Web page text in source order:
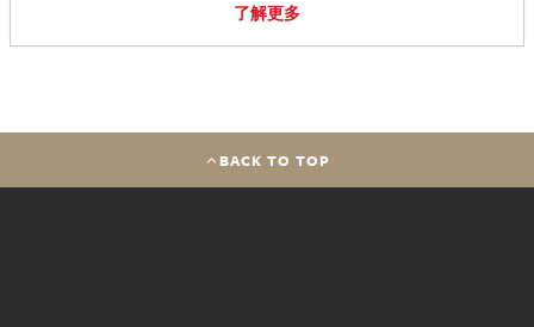
了解更多
BACK TO TOP